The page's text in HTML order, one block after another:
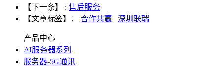
【下一条】 : 售后服务
【文章标签】： 合作共赢 深圳联瑞
产品中心
AI服务器系列
服务器-5G通讯